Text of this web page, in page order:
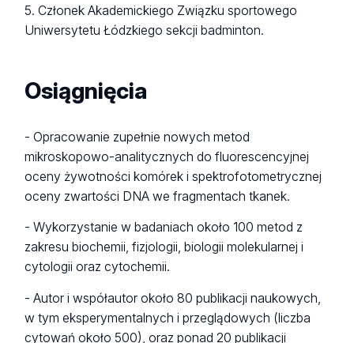
5. Członek Akademickiego Związku sportowego
Uniwersytetu Łódzkiego sekcji badminton.
Osiągnięcia
- Opracowanie zupełnie nowych metod
mikroskopowo-analitycznych do fluorescencyjnej
oceny żywotności komórek i spektrofotometrycznej
oceny zwartości DNA we fragmentach tkanek.
- Wykorzystanie w badaniach około 100 metod z
zakresu biochemii, fizjologii, biologii molekularnej i
cytologii oraz cytochemii.
- Autor i współautor około 80 publikacji naukowych,
w tym eksperymentalnych i przeglądowych (liczba
cytowań około 500), oraz ponad 20 publikacji